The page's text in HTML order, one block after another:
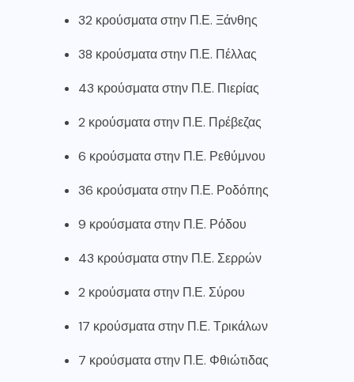
32 κρούσματα στην Π.Ε. Ξάνθης
38 κρούσματα στην Π.Ε. Πέλλας
43 κρούσματα στην Π.Ε. Πιερίας
2 κρούσματα στην Π.Ε. Πρέβεζας
6 κρούσματα στην Π.Ε. Ρεθύμνου
36 κρούσματα στην Π.Ε. Ροδόπης
9 κρούσματα στην Π.Ε. Ρόδου
43 κρούσματα στην Π.Ε. Σερρών
2 κρούσματα στην Π.Ε. Σύρου
17 κρούσματα στην Π.Ε. Τρικάλων
7 κρούσματα στην Π.Ε. Φθιώτιδας